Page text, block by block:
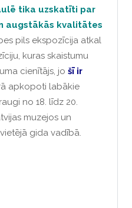
tika uzskatīti par
augstākās kvalitātes
pils ekspozīcija atkal
kuras skaistumu
cienītājs, jo šī ir
apkopoti labākie
no 18. līdz 20.
muzejos un
gida vadībā.